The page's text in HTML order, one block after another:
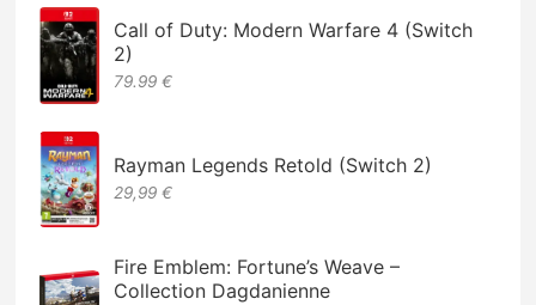
Call of Duty: Modern Warfare 4 (Switch
2)
79.99 €
Rayman Legends Retold (Switch 2)
29,99 €
Fire Emblem: Fortune’s Weave –
Collection Dagdanienne